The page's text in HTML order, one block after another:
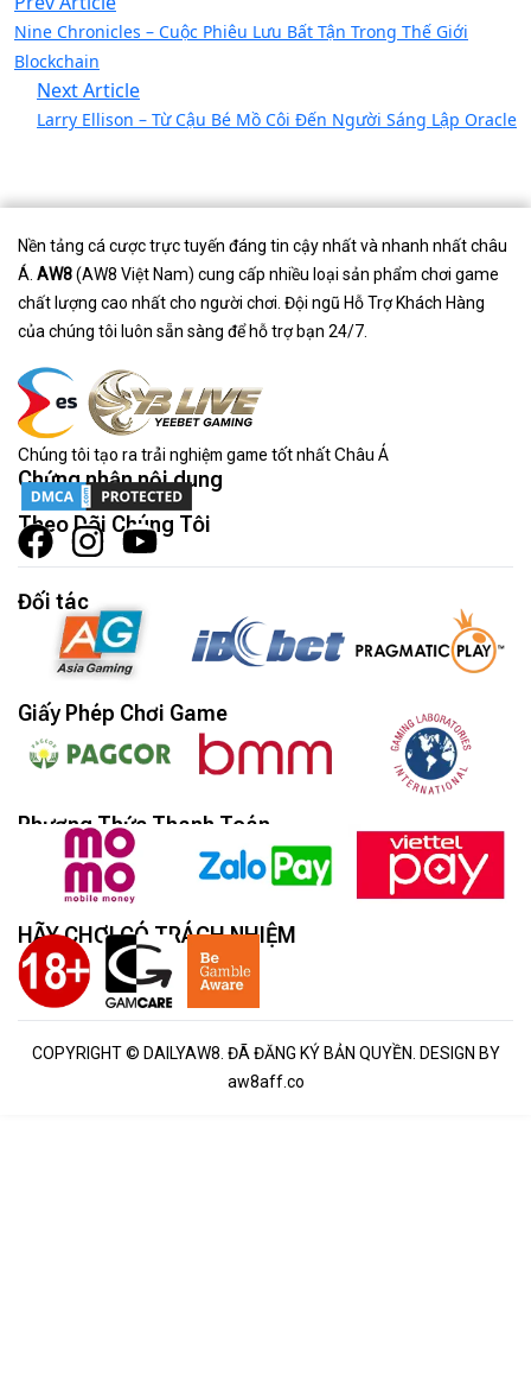
Nine Chronicles – Cuộc Phiêu Lưu Bất Tận Trong Thế Giới
Blockchain
Next Article
Larry Ellison – Từ Cậu Bé Mồ Côi Đến Người Sáng Lập Oracle
Nền tảng cá cược trực tuyến đáng tin cậy nhất và nhanh nhất châu
Á. AW8(AW8 Việt Nam) cung cấp nhiều loại sản phẩm chơi game
chất lượng cao nhất cho người chơi. Đội ngũ Hỗ Trợ Khách Hàng
của chúng tôi luôn sẵn sàng để hỗ trợ bạn 24/7.
Chúng tôi tạo ra trải nghiệm game tốt nhất Châu Á
Chứng nhận nội dung
Theo Dõi Chúng Tôi
Đối tác
Giấy Phép Chơi Game
Phương Thức Thanh Toán
HÃY CHƠI CÓ TRÁCH NHIỆM
COPYRIGHT © DAILYAW8. ĐÃ ĐĂNG KÝ BẢN QUYỀN. DESIGN BY
aw8aff.co